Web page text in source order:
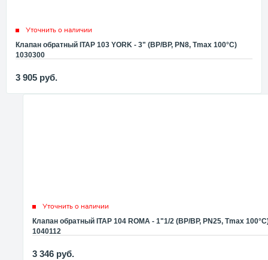
Уточнить о наличии
Клапан обратный ITAP 103 YORK - 3" (ВР/ВР, PN8, Tmax 100°С)
1030300
3 905 руб.
Уточнить о наличии
Клапан обратный ITAP 104 ROMA - 1"1/2 (ВР/ВР, PN25, Tmax
1040112
3 346 руб.